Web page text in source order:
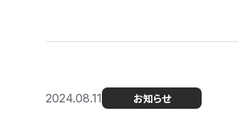
2024.08.11 お知らせ